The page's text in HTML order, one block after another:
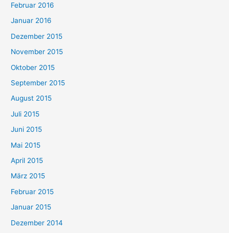
Februar 2016
Januar 2016
Dezember 2015
November 2015
Oktober 2015
September 2015
August 2015
Juli 2015
Juni 2015
Mai 2015
April 2015
März 2015
Februar 2015
Januar 2015
Dezember 2014